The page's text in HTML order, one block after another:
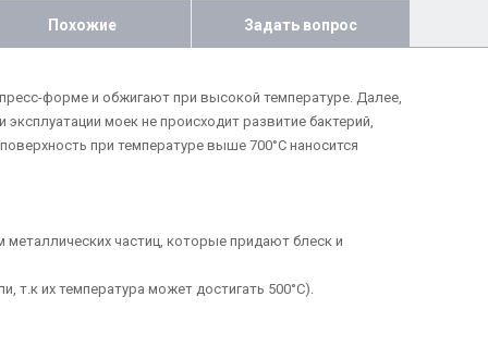
Похожие Задать вопрос
форме и обжигают при высокой температуре. Далее,
моек не происходит развитие бактерий,
при температуре выше 700°С наносится
металлических частиц, которые придают блеск и
т.к их температура может достигать 500°С).